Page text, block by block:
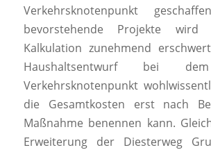
Verkehrsknotenpunkt
bevorstehende Projekte wird
Kalkulation zunehmend
Haushaltsentwurf bei
Verkehrsknotenpunkt
die Gesamtkosten erst nach
Maßnahme benennen kann.
Erweiterung der Diesterweg